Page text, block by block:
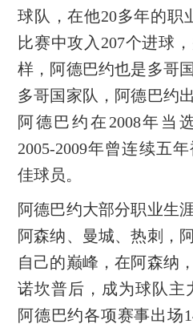
球队，在他20多年的职
比赛中攻入207个进球
样，阿德巴约也是多哥
多哥国家队，阿德巴约
阿德巴约在2008年当
2005-2009年曾连续五
佳球员。
阿德巴约大部分职业生
阿森纳、曼城、热刺，
自己的巅峰，在阿森纳
诺坎普后，成为球队主
阿德巴约各项赛事出场